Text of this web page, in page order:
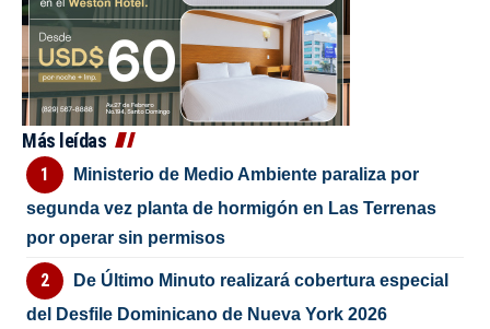
Más leídas
Ministerio de Medio Ambiente paraliza por
segunda vez planta de hormigón en Las Terrenas
por operar sin permisos
De Último Minuto realizará cobertura especial
del Desfile Dominicano de Nueva York 2026